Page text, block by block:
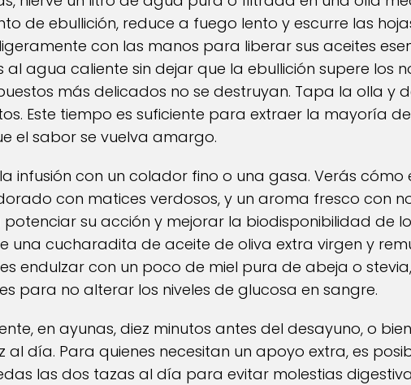
de ebullición, reduce a fuego lento y escurre las
con las manos para liberar sus aceites
agua caliente sin dejar que la ebullición supere los
más delicados no se destruyan. Tapa la olla y
Este tiempo es suficiente para extraer la mayoría
el sabor se vuelva amargo.
infusión con un colador fino o una gasa. Verás cómo
con matices verdosos, y un aroma fresco con
su acción y mejorar la biodisponibilidad de
una cucharadita de aceite de oliva extra virgen y
endulzar con un poco de miel pura de abeja o
para no alterar los niveles de glucosa en sangre.
en ayunas, diez minutos antes del desayuno, o
día. Para quienes necesitan un apoyo extra, es
las dos tazas al día para evitar molestias